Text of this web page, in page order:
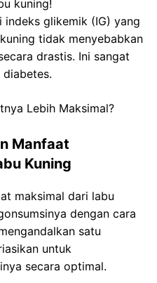
kuning!
indeks glikemik (IG) yang
tidak menyebabkan
drastis. Ini sangat
Lebih Maksimal?
Manfaat
Kuning
maksimal dari labu
dengan cara
satu
untuk
secara optimal.